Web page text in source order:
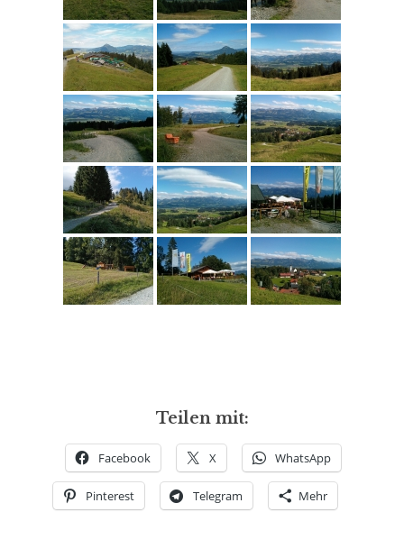
Teilen mit:
Facebook X WhatsApp
Pinterest Telegram Mehr